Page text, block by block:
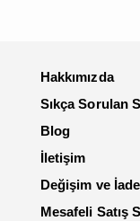
Hakkımızda
Sıkça Sorulan
Blog
İletişim
Değişim ve İade
Mesafeli Satış